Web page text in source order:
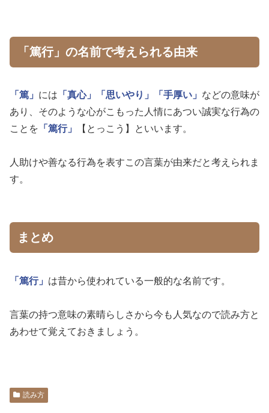
「篤行」の名前で考えられる由来
「篤」 には 「真心」 「思いやり」 「手厚い」 などの意味が
あり、そのような心がこもった人情にあつい誠実な行為の
ことを 「篤行」 【とっこう】といいます。
人助けや善なる行為を表すこの言葉が由来だと考えられま
す。
まとめ
「篤行」 は昔から使われている一般的な名前です。
言葉の持つ意味の素晴らしさから今も人気なので読み方と
あわせて覚えておきましょう。
読み方